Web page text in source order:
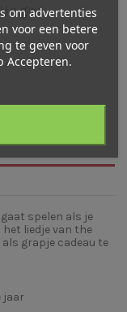
spelen als je
liedje van the
grapje cadeau te
jaar
om advertenties
voor een betere
te geven voor
Accepteren.